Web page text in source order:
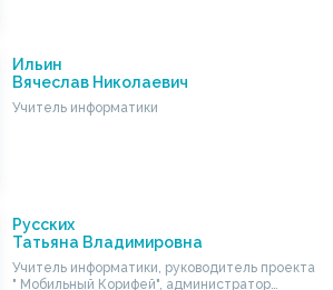
Ильин
Вячеслав Николаевич
Учитель информатики
Русских
Татьяна Владимировна
Учитель информатики, руководитель проекта
" Мобильный Корифей", администратор…